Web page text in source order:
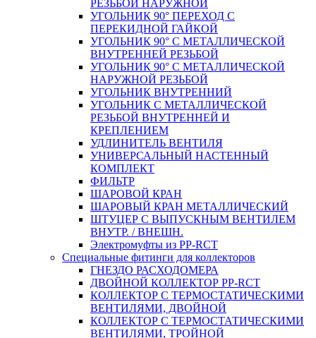
РЕЗЬБОЙ НАРУЖНОЙ
УГОЛЬНИК 90° ПЕРЕХОД С
ПЕРЕКИДНОЙ ГАЙКОЙ
УГОЛЬНИК 90° С МЕТАЛЛИЧЕСКОЙ
ВНУТРЕННEЙ РЕЗЬБОЙ
УГОЛЬНИК 90° С МЕТАЛЛИЧЕСКОЙ
НАРУЖНОЙ РЕЗЬБОЙ
УГОЛЬНИК ВНУТРЕННИЙ
УГОЛЬНИК С МЕТАЛЛИЧЕСКОЙ
РЕЗЬБОЙ ВНУТРЕННЕЙ И
КРЕПЛЕНИЕМ
УДЛИНИТЕЛЬ ВЕНТИЛЯ
УНИВЕРСАЛЬНЫЙ НАСТЕННЫЙ
КОМПЛЕКТ
ФИЛЬТР
ШАРОВОЙ КРАН
ШАРОВЫЙ КРАН МЕТАЛЛИЧЕСКИЙ
ШТУЦЕР С ВЫПУСКНЫМ ВЕНТИЛЕМ
ВНУТР. / ВНЕШН.
Электромуфты из PP-RCT
Специальные фитинги для коллекторов
ГНЕЗДО РАСХОДОМЕРА
ДВОЙНОЙ КОЛЛЕКТОР PP-RCT
КОЛЛЕКТОР С ТЕРМОСТАТИЧЕСКИМИ
ВЕНТИЛЯМИ, ДВОЙНОЙ
КОЛЛЕКТОР С ТЕРМОСТАТИЧЕСКИМИ
ВЕНТИЛЯМИ, ТРОЙНОЙ